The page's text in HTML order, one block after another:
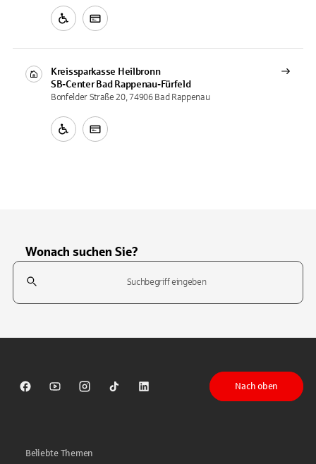
Kreissparkasse Heilbronn
SB-Center Bad Rappenau-Fürfeld
Bonfelder Straße 20, 74906 Bad Rappenau
Wonach suchen Sie?
Suchfeld
Sparkasse auf Facebook
Sparkasse auf Youtube
Sparkasse auf Instagram
Sparkasse auf TikTok
Sparkasse auf LinkedIn
Nach oben
Beliebte Themen